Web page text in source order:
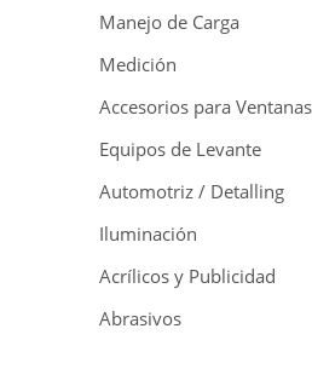
Manejo de Carga
Medición
Accesorios para Ventanas
Equipos de Levante
Automotriz / Detalling
Iluminación
Acrílicos y Publicidad
Abrasivos